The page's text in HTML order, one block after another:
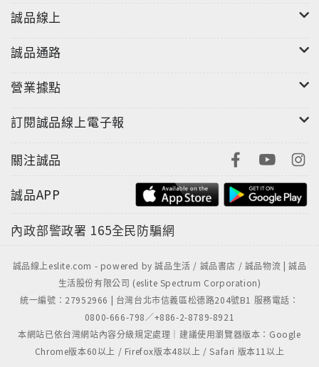
景、人文風貌歷歷在文字間湧現，讓馬祖更為可親與愛
戀，透過文學家的生花妙筆，更可以深刻感受那份堅
實、那份悸動。
際此，「馬祖文學獎」正是我們循著文學構築的獨特風
蓄的文學養分，集結眾多文學愛好者的珍貴碩果，已然
學領域展現重要的引領指標與無窮價值。
我們期待藉由「馬祖文學獎」的持續辦理，能承先啟後
疆的胸懷與氣度，向世界昂首出發。
誠品線上
誠品通路
營業據點
訂閱誠品線上電子報
關注誠品
誠品APP
內政部警政署 165全民防騙網
誠品線上eslite.com - powered by 誠品生活 / 誠品書店 / 誠品物流 | 誠品
生活股份有限公司 (eslite Spectrum Corporation)
統一編號：27952966 | 台灣台北市信義區松德路204號B1 服務電話：
0800-666-798／+886-2-8789-8921
本網站已依台灣網站內容分級規定處理｜建議使用瀏覽器版本：Google
Chrome版本60以上 / Firefox版本48以上 / Safari 版本11以上